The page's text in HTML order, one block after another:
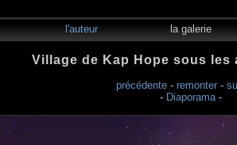
l'auteur la galerie
Village de Kap Hope sous les
précédente - remonter -
- Diaporama-